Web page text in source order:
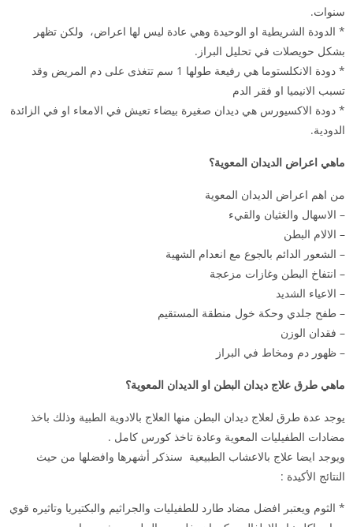
سنوات.
* الدودة الشريطية او الوحيدة وهي عادة ليس لها اعراض، ولكن تظهر
بشكل حويصلات في تحليل البراز.
* دودة الانكلستوما هي رفيعة طولها 1 سم تتغذى على دم المريض وقد
تسبب الانيميا او فقر الدم
* دودة الاكسيورس هي ديدان صغيرة بيضاء تعيش في الامعاء او في الزائدة
الدودية.
ماهي اعراض الديدان المعوية؟
من اهم اعراض الديدان المعوية
– الاسهال والغثيان والقيء
– الالام البطن
– الشعور الدائم بالجوع مع انعدام الشهية
– انتفاخ البطن وغازات مزعجة
– الاعياء الشديد
– طفح جلدي وحكة خول منطقة المستقيم
– فقدان الوزن
– ظهور دم ومخاط في البراز
ماهي طرق علاج ديدان البطن او الديدان المعوية؟
يوجد عدة طرق لعلاج ديدان البطن منها العلاج بالادوية الطبية وذلك باخذ
مضادات الطفيليات المعوية وعادة تاخذ كورس كامل .
ويوجد ايضا علاج بالاعشاب الطبيعية سنذكر أشهرها وافضلها من حيث
النتائج الأكيدة :
* الثوم ويعتبر افضل مضاد طارد للطفيليات والجراثيم والبكتيريا وتاثيره قوي